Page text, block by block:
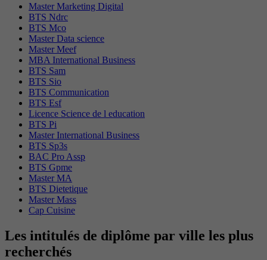
Master Marketing Digital
BTS Ndrc
BTS Mco
Master Data science
Master Meef
MBA International Business
BTS Sam
BTS Sio
BTS Communication
BTS Esf
Licence Science de l education
BTS Pi
Master International Business
BTS Sp3s
BAC Pro Assp
BTS Gpme
Master MA
BTS Dietetique
Master Mass
Cap Cuisine
Les intitulés de diplôme par ville les plus
recherchés